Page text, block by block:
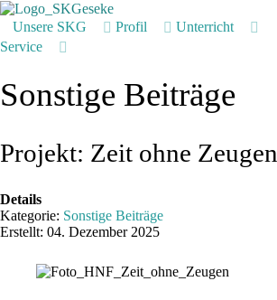
Unsere SKG Profil
Unterricht
Service
Sonstige Beiträge
Projekt: Zeit ohne Zeugen
Details
Kategorie: Sonstige Beiträge
Erstellt: 04. Dezember 2025